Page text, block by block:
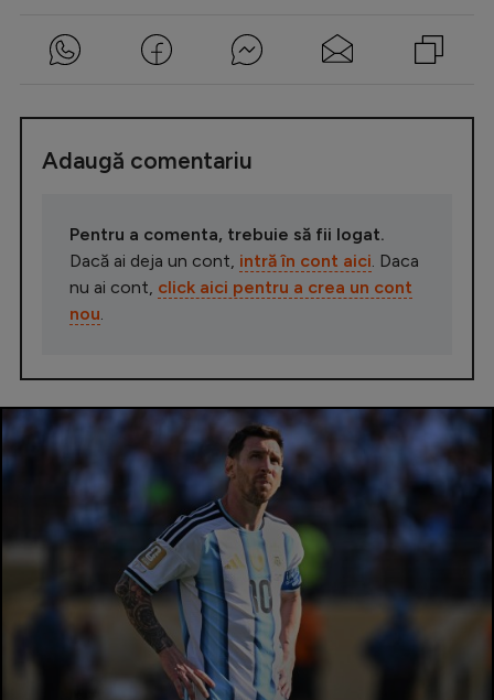
Adaugă comentariu
Pentru a comenta, trebuie să fii logat.
Dacă ai deja un cont, intră în cont aici . Daca
nu ai cont, click aici pentru a crea un cont
nou